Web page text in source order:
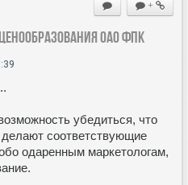
+
ОАО ФПК
убедиться, что
соответствующие
одаренным маркетологам,